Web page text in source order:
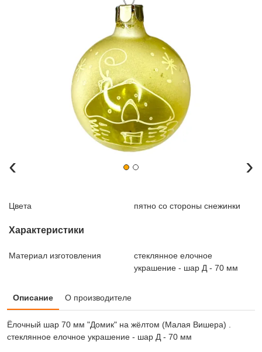
‹ ›
Цвета пятно со стороны снежинки
Характеристики
Материал изготовления
стеклянное елочное
украшение - шар Д - 70 мм
Описание О производителе
Ёлочный шар 70 мм "Домик" на жёлтом (Малая Вишера) .
стеклянное елочное украшение - шар Д - 70 мм